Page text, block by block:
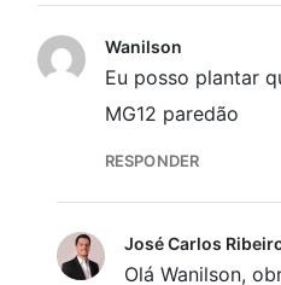
Wanilson
Eu posso plantar
MG12 paredão
RESPONDER
José Carlos
Olá Wanilson,